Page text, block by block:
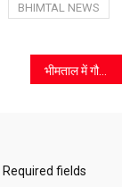
BHIMTAL NEWS
भीमताल में गौशाला निर्माण की मांग जोर पकड़ने लगी
Required fields